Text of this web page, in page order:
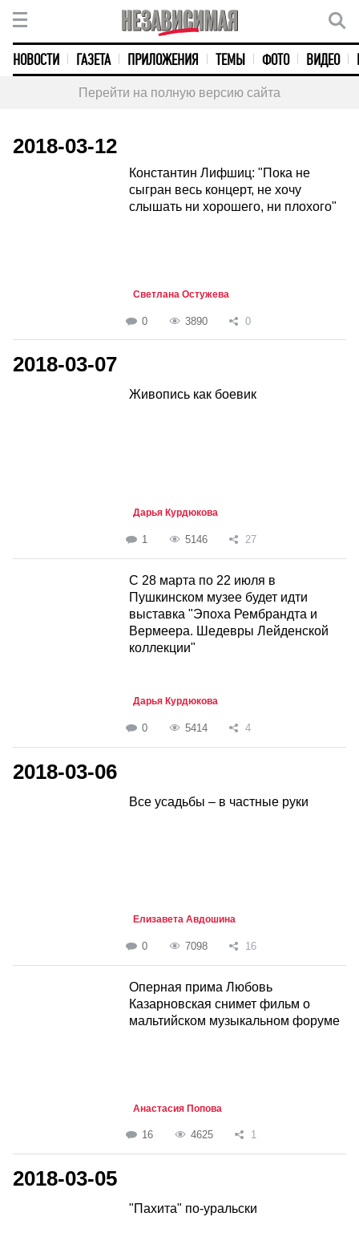
НОВОСТИ ГАЗЕТА ПРИЛОЖЕНИЯ ТЕМЫ ФОТО ВИДЕО
Перейти на полную версию сайта
2018-03-12
Константин Лифшиц: "Пока не
сыгран весь концерт, не хочу
слышать ни хорошего, ни плохого"
Светлана Остужева
0 3890 0
2018-03-07
Живопись как боевик
Дарья Курдюкова
1 5146 27
С 28 марта по 22 июля в
Пушкинском музее будет идти
выставка "Эпоха Рембрандта и
Вермеера. Шедевры Лейденской
коллекции"
Дарья Курдюкова
0 5414 4
2018-03-06
Все усадьбы – в частные руки
Елизавета Авдошина
0 7098 16
Оперная прима Любовь
Казарновская снимет фильм о
мальтийском музыкальном форуме
Анастасия Попова
16 4625 1
2018-03-05
"Пахита" по-уральски